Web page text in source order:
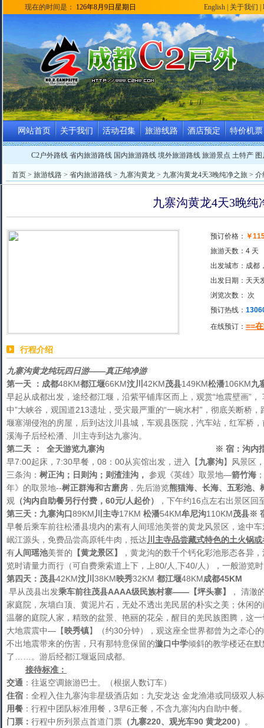
现在的时间是： 126年8月9日星期日 English 关于我们
网站首页 关于我们 活动召集 旅游线路 酒店预定 特价机票
C2户外路线 省内旅游路线 国内旅游路线 境外旅游路线 旅游景点 土特产
首页 > 旅游线路 > 省内旅游路线 > 九寨沟黄龙 > 九寨沟黄龙4天3晚纯净之旅 > 介
九寨沟黄龙4天3晚纯
预订价格： ￥
旅游天数：4 天
出发城市：成都
出发日期：天天
浏览次数：
次
预订热线：
在线预订： ==
行程介绍
九寨沟黄龙纯玩四日游——真正纯净游
第一天
： 成都48KM都江堰66KM汶川 42KM茂县149KM松潘106KM九
早起从成都出发，途经都江堰，沿紫平铺库区而上，观赏“地震壁画”
中”大峡谷，观国道213遗址，受灾最严重的“一碗水村”，彻底关断桥
堰塞湖侵泡的房屋，后到达汶川县城，车观县医院，汽车站，红军桥
溪海子后经松潘、川主寺到达九寨沟。
第二天 ： 全天游览九寨沟
※ 宿：沟内
早7:00起床，7:30早餐，08：00从宾馆出发，进入【九寨沟】风景区
三条沟： 树正沟；日则沟；则渣洼沟， 参观《英雄》取景地—箭竹海
年》的取景地--树正群海和古磨房 ，先后游览熊猫海、长海、五彩池、
观 （沟内自助餐另行付费，60元/人起价）
，下午约16点左右出景区回
第三天： 九寨沟口89KM川主寺17KM 松潘54KM牟尼沟110KM茂县※
早餐后乘车前往松潘县境内的素有人间瑶池美誉的黄龙风景区，途中
岷江源头，免费品尝高原牦牛肉，抵达川主寺品尝藏式特色的土火锅
有人间瑶池美誉的 【黄龙景区】
，黄龙沟的数千个钙化彩池形态各异
览时请量力而行（可自费乘索道上下，上80/人,下40/人），一般游览
第四天： 茂县42KM汶川 38KM映秀32KM 都江堰48KM成都
早从茂县出发乘车前往茂县AAAA级民族村寨—— 【坪头寨】
， 清澈
家庭院，灰墙白顶、黄泥片石，无处不透出羌民居的朴实之美；休闲
温馨的庭院人家，精致的盆景、艳丽的花朵，醒目的羌民族图腾，这
大地震震中—【 映秀镇】（约30分钟），观这座全世界都曾为之牵心
不出地震带来的伤害，只有那特意保留的漩口中学倾斜的教学楼还在
了……。游后经都江堰返回成都。
接待标准：
交通 ：往返空调旅游巴士。（根据人数订车）
住宿 ：全程入住九寨沟非星级酒店如：九安龙达 金龙渔港或同级双人
用餐 ：行程中团队标准用餐，3早6正餐，不含九寨沟内自助中餐。
门票： 行程中所列景点首道门票 （九寨220、观光车90 黄龙200）
。